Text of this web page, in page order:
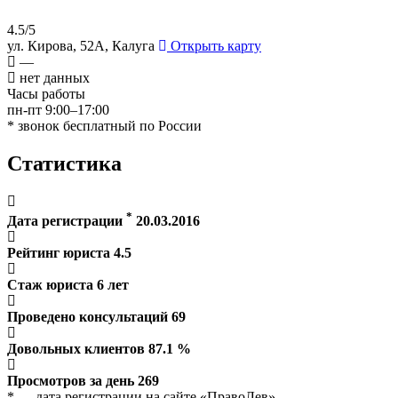
4.5/5
ул. Кирова, 52А, Калуга
Открыть карту
—
нет данных
Часы работы
пн-пт 9:00–17:00
* звонок бесплатный по России
Статистика
Дата регистрации * 20.03.2016
Рейтинг юриста 4.5
Стаж юриста 6 лет
Проведено консультаций 69
Довольных клиентов 87.1 %
Просмотров за день 269